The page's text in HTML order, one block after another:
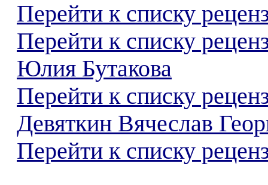
Перейти к списку
Перейти к списку
Юлия Бутакова
Перейти к списку
Девяткин Вячеслав
Перейти к списку